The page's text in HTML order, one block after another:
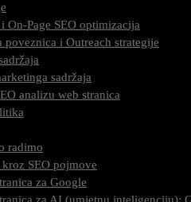
On-Page SEO optimizacija
poveznica i Outreach strategije
sadržaja
analizu web stranica
radimo
SEO pojmove
za Google